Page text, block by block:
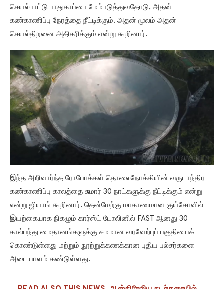
செயல்பாட்டு பாதுகாப்பை மேம்படுத்துவதோடு, அதன்
கண்காணிப்பு நேரத்தை நீட்டிக்கும். அதன் மூலம் அதன்
செயல்திறனை அதிகரிக்கும் என்று கூறினார்.
இந்த அறிவார்ந்த ரோபோக்கள் தொலைநோக்கியின் வருடாந்திர
கண்காணிப்பு காலத்தை சுமார் 30 நாட்களுக்கு நீட்டிக்கும் என்று
என்று ஜியாங் கூறினார். தென்மேற்கு மாகாணமான குய்சோவில்
இயற்கையாக நிகழும் கார்ஸ்ட் டோலினில் FAST ஆனது 30
கால்பந்து மைதானங்களுக்கு சமமான வரவேற்புப் பகுதியைக்
கொண்டுள்ளது மற்றும் நூற்றுக்கணக்கான புதிய பல்சர்களை
அடையாளம் கண்டுள்ளது.